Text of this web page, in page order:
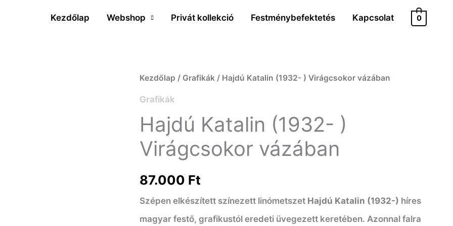
Kezdőlap Webshop Privát kollekció Festménybefektetés Kapcsolat 0
Kezdőlap / Grafikák / Hajdú Katalin (1932- ) Virágcsokor vázában
Grafikák
Hajdú Katalin (1932- )
Virágcsokor vázában
87.000 Ft
Szépen elkészített színezett linómetszet Hajdú Katalin (1932-) híres
magyar festő, grafikustól eredeti üvegezett keretében. Azonnal falra
Hajdú
Katalin
)
Virágcsokor
mennyiség